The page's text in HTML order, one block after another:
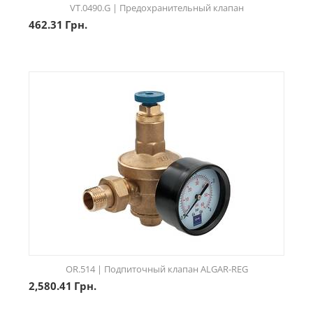
VT.0490.G | Предохранительный клапан
462.31 Грн.
OR.514 | Подпиточный клапан ALGAR-REG
2,580.41 Грн.